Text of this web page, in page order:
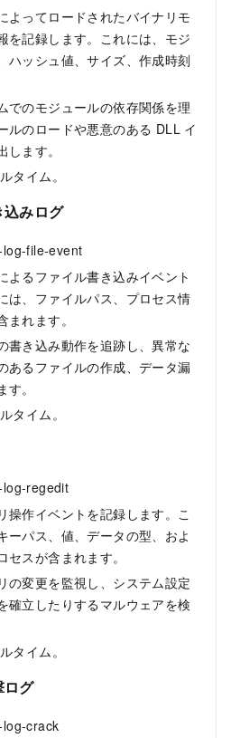
よってロードされたバイナリモ
を記録します。これには、モジ
ハッシュ値、サイズ、作成時刻
でのモジュールの依存関係を理
ルのロードや悪意のある DLL イ
ます。
タイム。
込みログ
log-file-event
よるファイル書き込みイベント
は、ファイルパス、プロセス情
れます。
書き込み動作を追跡し、異常な
あるファイルの作成、データ漏
。
タイム。
log-regedit
操作イベントを記録します。こ
ーパス、値、データの型、およ
スが含まれます。
の変更を監視し、システム設定
確立したりするマルウェアを検
タイム。
ログ
crack